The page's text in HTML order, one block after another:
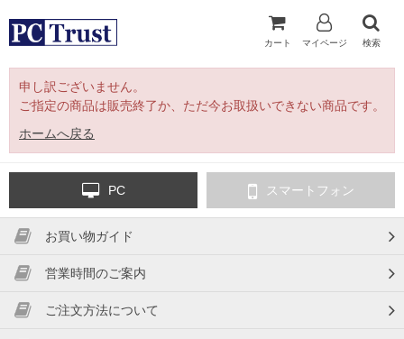
カート マイページ 検索
申し訳ございません。
ご指定の商品は販売終了か、ただ今お取扱いできない商品です。
ホームへ戻る
PC スマートフォン
お買い物ガイド
営業時間のご案内
ご注文方法について